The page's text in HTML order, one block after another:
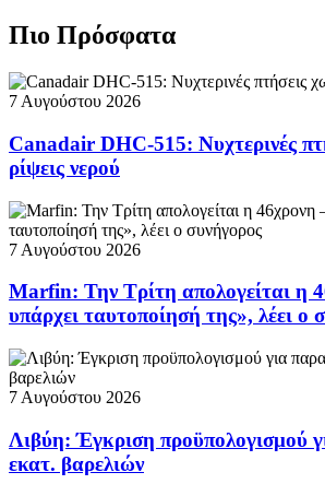
Πιο Πρόσφατα
7 Αυγούστου 2026
Canadair DHC-515: Νυχτερινές
ρίψεις νερού
7 Αυγούστου 2026
Marfin: Την Τρίτη απολογείται η
υπάρχει ταυτοποίησή της», λέει ο
7 Αυγούστου 2026
Λιβύη: Έγκριση προϋπολογισμού
εκατ. βαρελιών